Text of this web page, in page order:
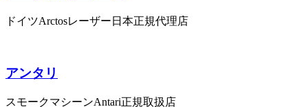
ドイツArctosレーザー日本正規代理店
アンタリ
スモークマシーンAntari正規取扱店